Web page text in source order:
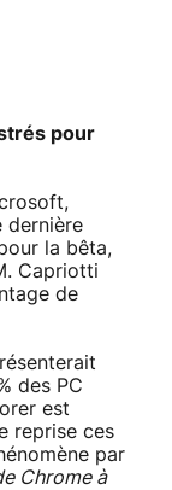
pour
dernière
la bêta,
Capriotti
de
des PC
est
reprise ces
par
Chrome à